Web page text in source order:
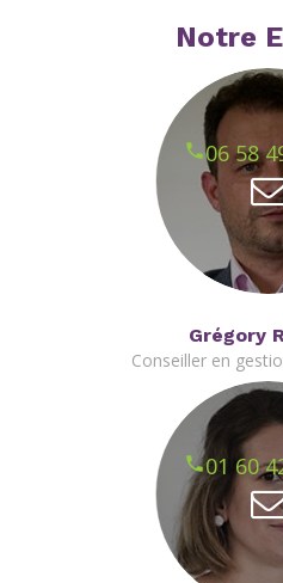
Notre
06 58
Grégory
Conseiller en
01 60